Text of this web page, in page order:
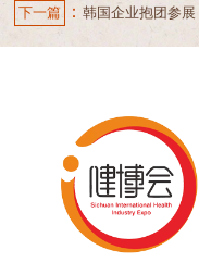
下一篇
：韩国企业抱团参展